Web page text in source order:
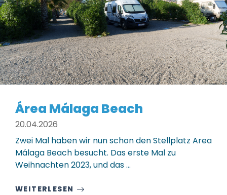
Área Málaga Beach
20.04.2026
Zwei Mal haben wir nun schon den Stellplatz Area
Málaga Beach besucht. Das erste Mal zu
Weihnachten 2023, und das ...
WEITERLESEN